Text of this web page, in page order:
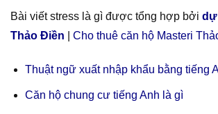
Bài viết stress là gì được tổng hợp bởi dự
Thảo Điền
Cho thuê căn hộ Masteri
Thuật ngữ xuất nhập khẩu bằng tiếng
Căn hộ chung cư tiếng Anh là gì